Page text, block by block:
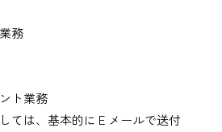
務
ト業務
ては、基本的にＥメールで送付